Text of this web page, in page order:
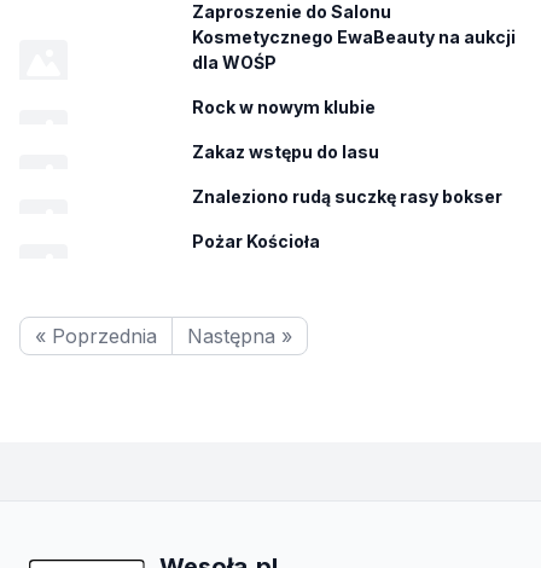
Zaproszenie do Salonu
Kosmetycznego EwaBeauty na aukcji
dla WOŚP
Rock w nowym klubie
Zakaz wstępu do lasu
Znaleziono rudą suczkę rasy bokser
Pożar Kościoła
« Poprzednia Następna »